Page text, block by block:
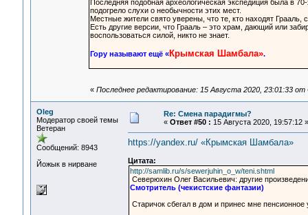
Последняя подобная археологическая экспедиция была в
подогрело слухи о необычности этих мест.
Местные жители свято уверены, что те, кто находят
Есть другие версии, что Грааль – это храм, дающий или
воспользоваться силой, никто не знает.
Гору называют ещё «Крымская Шамбала».
« Последнее редактирование: 15 Августа 2020, 23:01:33 от
Oleg
Модератор своей темы
Ветеран
Сообщений: 8943
Йожык в нирване
Re: Смена парадигмы?
« Ответ #50 : 15 Августа 2020, 19:57:12 »
https://yandex.ru/ «Крымская Шамбала»
Цитата:
http://samlib.ru/s/sewerjuhin_o_w/teni.shtml
Северюхин Олег Васильевич: другие
Смотритель (чекистские фантазии)
Старичок сбегал в дом и принес мне